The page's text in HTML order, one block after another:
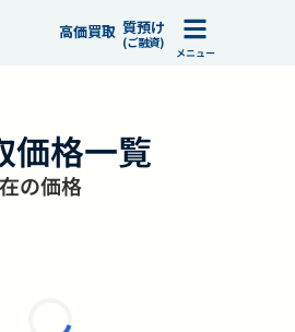
高価買取 質預け
(ご融資)
メニュー
価格一覧
の価格